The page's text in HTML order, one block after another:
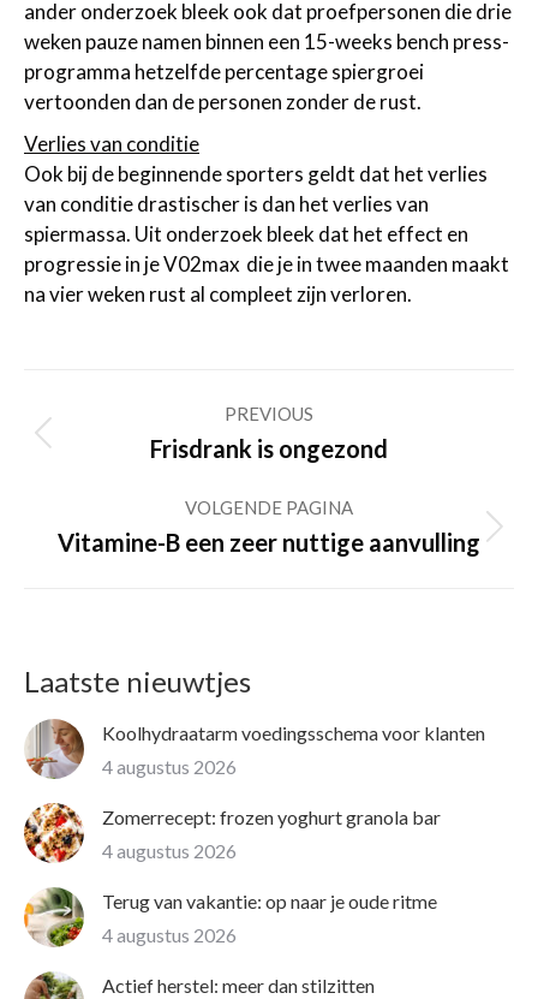
ander onderzoek bleek ook dat proefpersonen die drie
weken pauze namen binnen een 15-weeks bench press-
programma hetzelfde percentage spiergroei
vertoonden dan de personen zonder de rust.
Verlies van conditie
Ook bij de beginnende sporters geldt dat het verlies
van conditie drastischer is dan het verlies van
spiermassa. Uit onderzoek bleek dat het effect en
progressie in je V02max die je in twee maanden maakt
na vier weken rust al compleet zijn verloren.
navigation
PREVIOUS
Previous
Frisdrank is ongezond
VOLGENDE PAGINA
Volgende
Vitamine-B een zeer nuttige aanvulling
Laatste nieuwtjes
Koolhydraatarm voedingsschema voor klanten
4 augustus 2026
Zomerrecept: frozen yoghurt granola bar
4 augustus 2026
Terug van vakantie: op naar je oude ritme
4 augustus 2026
Actief herstel: meer dan stilzitten